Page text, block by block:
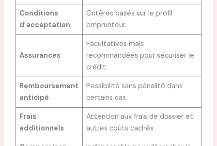
Conditions
d’acceptation
Critères basés sur le profil
emprunteur.
Assurances
Facultatives mais
recommandées pour sécuriser le
crédit.
Remboursement
anticipé
Possibilité sans pénalité dans
certains cas.
Frais
additionnels
Attention aux frais de dossier et
autres coûts cachés.